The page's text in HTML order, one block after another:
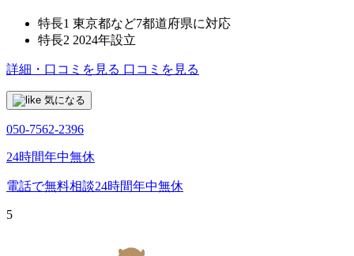
特長1 東京都など7都道府県に対応
特長2 2024年設立
詳細・口コミを見る 口コミを見る
気になる
050-7562-2396
24時間年中無休
電話で無料相談24時間年中無休
5